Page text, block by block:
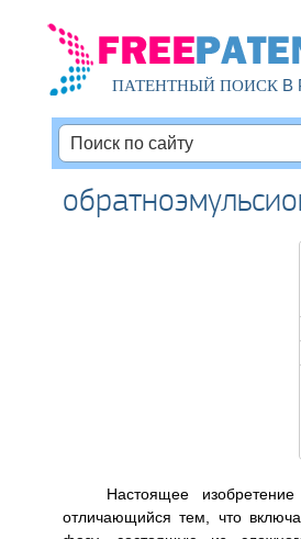
ПАТЕНТНЫЙ ПОИСКВ
Настоящее
отличающийся тем, что